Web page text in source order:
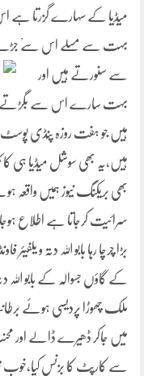
میڈیا کے سہارے گزرتا ہے
بہت سے مسلے اس سےْ جڑے
سے سنورتے ہیں اور
بہت سارے اس سے بگڑتے بھی
ہیں جو ہفت روزہ پنڈی پوسٹ
ہیں،یہ بھی سوشل میڈیا ہی
بھی بریکنگ نیوز ہمیں واقعہ
سرائیت کرجاتا ہے اطلاع
کے گاؤں جسوالہ کے بابو
ملک چھوڑا پردیسی ہوئے
میں جاکر ڈھیرے ڈالے
سے کارپٹ کا بزنس